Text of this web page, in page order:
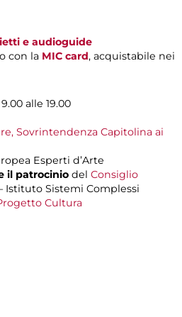
e audioguide
con la MIC card, acquistabile nei
alle 19.00
Sovrintendenza Capitolina ai
Esperti d’Arte
il patrocinio del Consiglio
Istituto Sistemi Complessi
Cultura